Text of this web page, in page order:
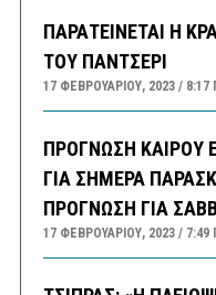
ΠΑΡΑΤΕΙΝΕΤΑΙ Η
ΤΟΥ ΠΑΝΤΣΕΡΙ
17 ΦΕΒΡΟΥΑΡΊΟΥ, 2023 8:17
ΠΡΟΓΝΩΣΗ ΚΑΙΡΟΥ
ΓΙΑ ΣΗΜΕΡΑ
ΠΡΟΓΝΩΣΗ ΓΙΑ
17 ΦΕΒΡΟΥΑΡΊΟΥ, 2023 7:49